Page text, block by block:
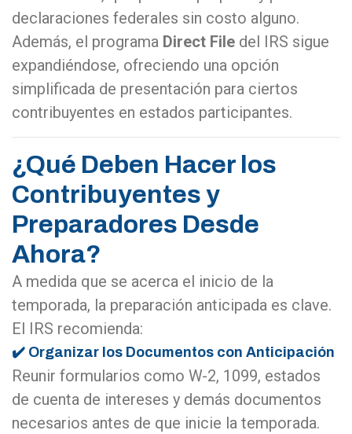
declaraciones federales sin costo alguno.
Además, el programa Direct File del IRS sigue
expandiéndose, ofreciendo una opción
simplificada de presentación para ciertos
contribuyentes en estados participantes.
¿Qué Deben Hacer los
Contribuyentes y
Preparadores Desde
Ahora?
A medida que se acerca el inicio de la
temporada, la preparación anticipada es clave.
El IRS recomienda:
✔️ Organizar los Documentos con Anticipación
Reunir formularios como W-2, 1099, estados
de cuenta de intereses y demás documentos
necesarios antes de que inicie la temporada.